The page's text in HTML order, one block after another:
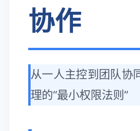
协作
从一人主控到团队协
理的“最小权限法则”